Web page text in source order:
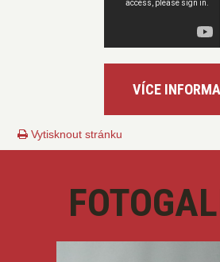
Vytisknout stránku